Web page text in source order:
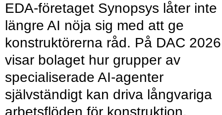
EDA-företaget Synopsys låter inte
längre AI nöja sig med att ge
konstruktörerna råd. På DAC 2026
visar bolaget hur grupper av
specialiserade AI-agenter
självständigt kan driva långvariga